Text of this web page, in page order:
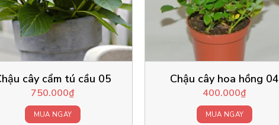
cây cẩm tú cầu 05
750.000₫
MUA NGAY
Chậu cây hoa hồng 04
400.000₫
MUA NGAY